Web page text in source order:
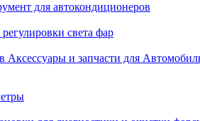
для автокондиционеров
света фар
Аксессуары и запчасти для